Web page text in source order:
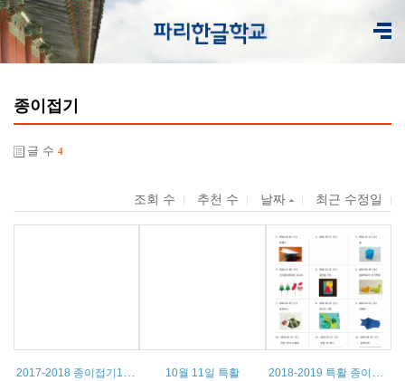
종이접기
글 수 4
조회 수 추천 수 날짜 최근 수정일
2017-2018 종이접기1 수업계획서
10월 11일 특활
2018-2019 특활 종이접기 1 계획서